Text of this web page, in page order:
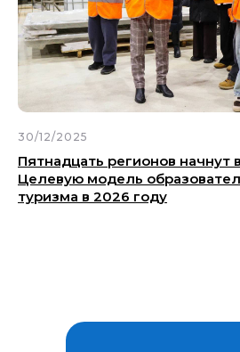
30/12/2025
Пятнадцать регионов начнут
Целевую модель
туризма в 2026 году